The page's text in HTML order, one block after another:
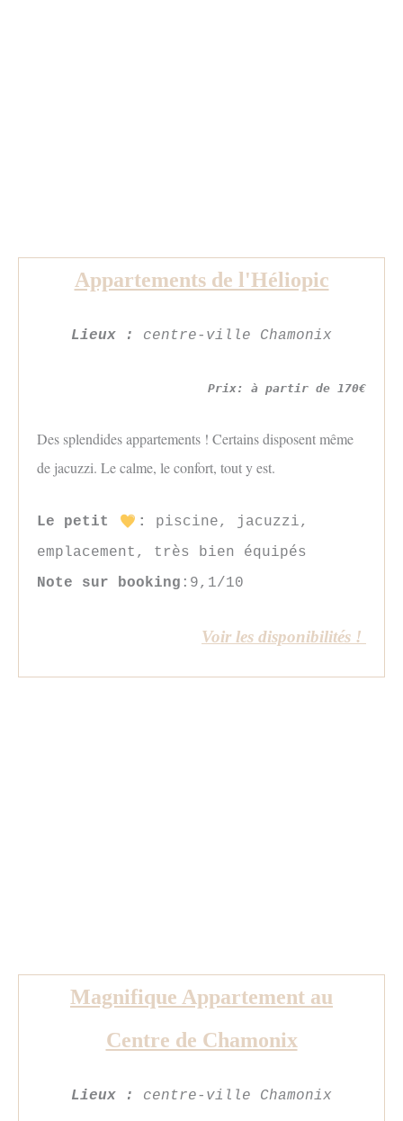
Appartements de l'Héliopic
Lieux : centre-ville Chamonix
Prix: à partir de 170€
Des splendides appartements ! Certains disposent même
de jacuzzi. Le calme, le confort, tout y est.
Le petit :
piscine, jacuzzi,
emplacement, très bien équipés
Note sur booking :9,1/10
Voir les disponibilités !
Magnifique Appartement au
Centre de Chamonix
Lieux : centre-ville Chamonix